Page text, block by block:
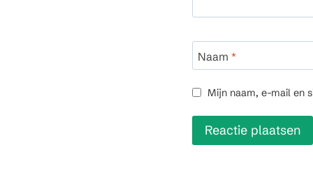
Naam *
Mijn naam, e-mail en